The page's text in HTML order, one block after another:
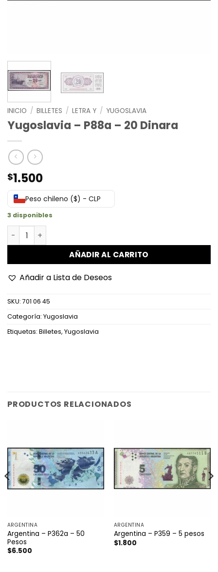
INICIO / BILLETES / LETRA Y / YUGOSLAVIA
Yugoslavia – P88a – 20 Dinara
$1.500
Peso chileno ($) - CLP
3 disponibles
Yugoslavia - P88a - 20 Dinara cantidad
AÑADIR AL CARRITO
Añadir a Lista de Deseos
SKU: 701 06 45
Categoría: Yugoslavia
Etiquetas: Billetes, Yugoslavia
PRODUCTOS RELACIONADOS
ARGENTINA
Argentina – P362a – 50
Pesos
$6.500
ARGENTINA
Argentina – P359 – 5 pesos
$1.800